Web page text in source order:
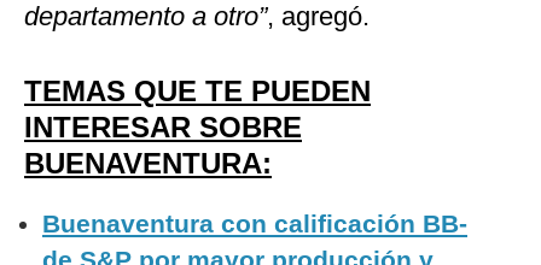
departamento a otro”, agregó.
TEMAS QUE TE PUEDEN
INTERESAR SOBRE
BUENAVENTURA:
Buenaventura con calificación BB-